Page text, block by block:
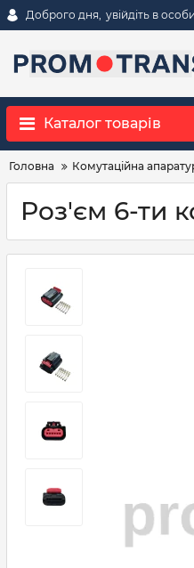
Доброго дня, увійдіть в
Каталог товарів
Головна Комутаційна
Роз'єм 6-ти